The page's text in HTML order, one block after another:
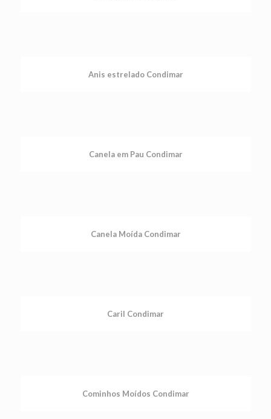
Anis estrelado Condimar
Canela em Pau Condimar
Canela Moída Condimar
Caril Condimar
Cominhos Moídos Condimar